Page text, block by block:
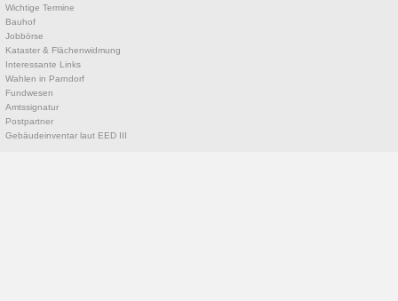
Wichtige Termine
Bauhof
Jobbörse
Kataster & Flächenwidmung
Interessante Links
Wahlen in Parndorf
Fundwesen
Amtssignatur
Postpartner
Gebäudeinventar laut EED III